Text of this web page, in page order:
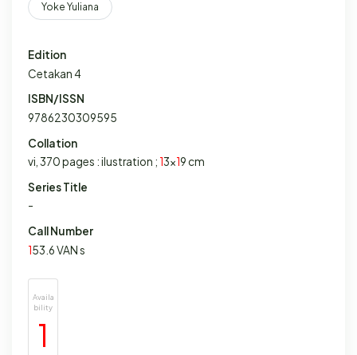
Yoke Yuliana
Edition
Cetakan 4
ISBN/ISSN
9786230309595
Collation
vi, 370 pages : ilustration ; 13x19 cm
Series Title
-
Call Number
153.6 VAN s
Availa
bility
1